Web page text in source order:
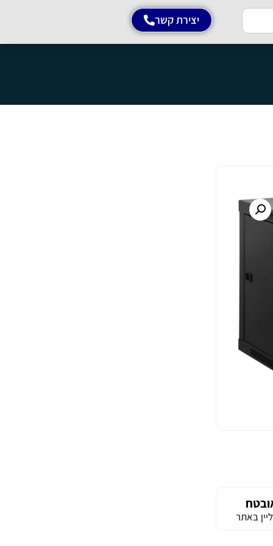
יצירת קשר
באתר